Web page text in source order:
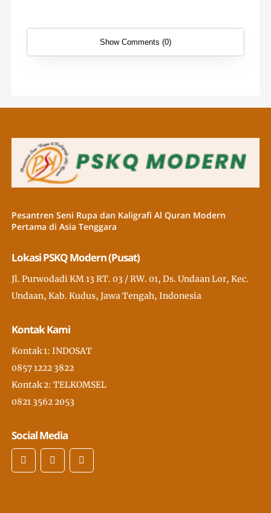
Show Comments (0)
Pesantren Seni Rupa dan Kaligrafi Al Quran Modern
Pertama di Asia Tenggara
Lokasi PSKQ Modern (Pusat)
Jl. Purwodadi KM 13 RT. 03 / RW. 01, Ds. Undaan Lor, Kec.
Undaan, Kab. Kudus, Jawa Tengah, Indonesia
Kontak Kami
Kontak 1: INDOSAT
0857 1222 3822
Kontak 2: TELKOMSEL
0821 3562 2053
Social Media